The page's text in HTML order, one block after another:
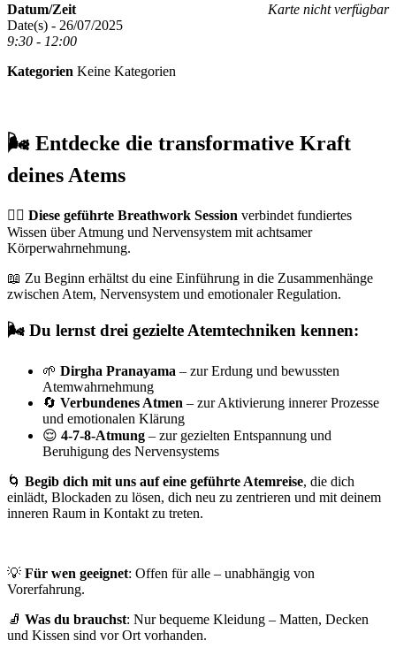
Karte nicht verfügbar
Datum/Zeit
Date(s) - 26/07/2025
9:30 - 12:00
Kategorien Keine Kategorien
🌬️ Entdecke die transformative Kraft
deines Atems
🧘‍♀️ Diese geführte Breathwork Session verbindet fundiertes
Wissen über Atmung und Nervensystem mit achtsamer
Körperwahrnehmung.
📖 Zu Beginn erhältst du eine Einführung in die Zusammenhänge
zwischen Atem, Nervensystem und emotionaler Regulation.
🌬️ Du lernst drei gezielte Atemtechniken kennen:
🌱 Dirgha Pranayama – zur Erdung und bewussten
Atemwahrnehmung
🔄 Verbundenes Atmen – zur Aktivierung innerer Prozesse
und emotionalen Klärung
😌 4-7-8-Atmung – zur gezielten Entspannung und
Beruhigung des Nervensystems
🌀 Begib dich mit uns auf eine geführte Atemreise, die dich
einlädt, Blockaden zu lösen, dich neu zu zentrieren und mit deinem
inneren Raum in Kontakt zu treten.
💡 Für wen geeignet: Offen für alle – unabhängig von
Vorerfahrung.
🧦 Was du brauchst: Nur bequeme Kleidung – Matten, Decken
und Kissen sind vor Ort vorhanden.